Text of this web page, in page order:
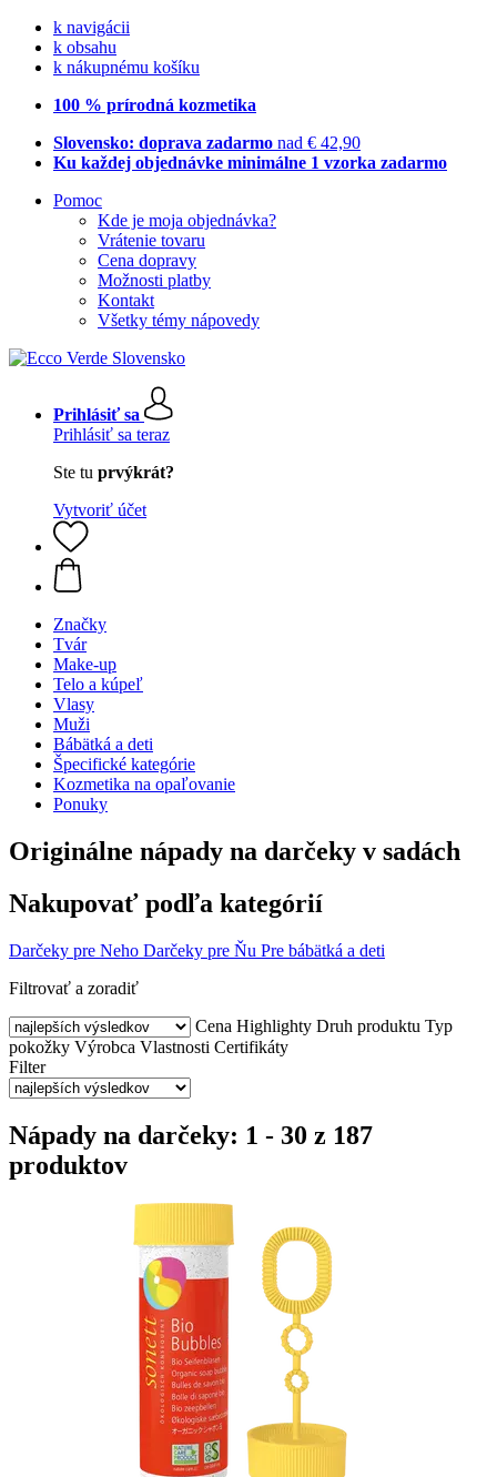
k navigácii
k obsahu
k nákupnému košíku
100 % prírodná kozmetika
Slovensko: doprava zadarmo nad € 42,90
Ku každej objednávke minimálne 1 vzorka zadarmo
Pomoc
Kde je moja objednávka?
Vrátenie tovaru
Cena dopravy
Možnosti platby
Kontakt
Všetky témy nápovedy
Prihlásiť sa
Prihlásiť sa teraz
Ste tu prvýkrát?
Vytvoriť účet
Značky
Tvár
Make-up
Telo a kúpeľ
Vlasy
Muži
Bábätká a deti
Špecifické kategórie
Kozmetika na opaľovanie
Ponuky
Originálne nápady na darčeky v sadách
Nakupovať podľa kategórií
Darčeky pre Neho Darčeky pre Ňu Pre bábätká a deti
Filtrovať a zoradiť
Cena Highlighty Druh produktu Typ
pokožky Výrobca Vlastnosti Certifikáty
Filter
Nápady na darčeky: 1 - 30 z 187
produktov